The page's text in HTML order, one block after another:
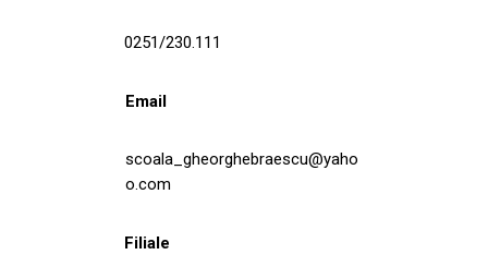
0251/230.111
Email
scoala_gheorghebraescu@yaho
o.com
Filiale